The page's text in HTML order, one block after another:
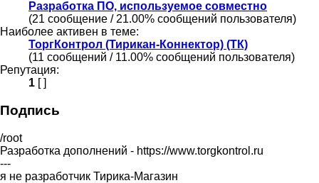
Разработка ПО, используемое совместно
(21 сообщение / 21.00% сообщений пользователя)
Наиболее активен в теме:
ТоргКонтрол (Тирикан-Коннектор) (ТК)
(11 сообщений / 11.00% сообщений пользователя)
Репутация:
1 [ ]
Подпись
/root
Разработка дополнений - https://www.torgkontrol.ru
---
я не разработчик Тирика-Магазин